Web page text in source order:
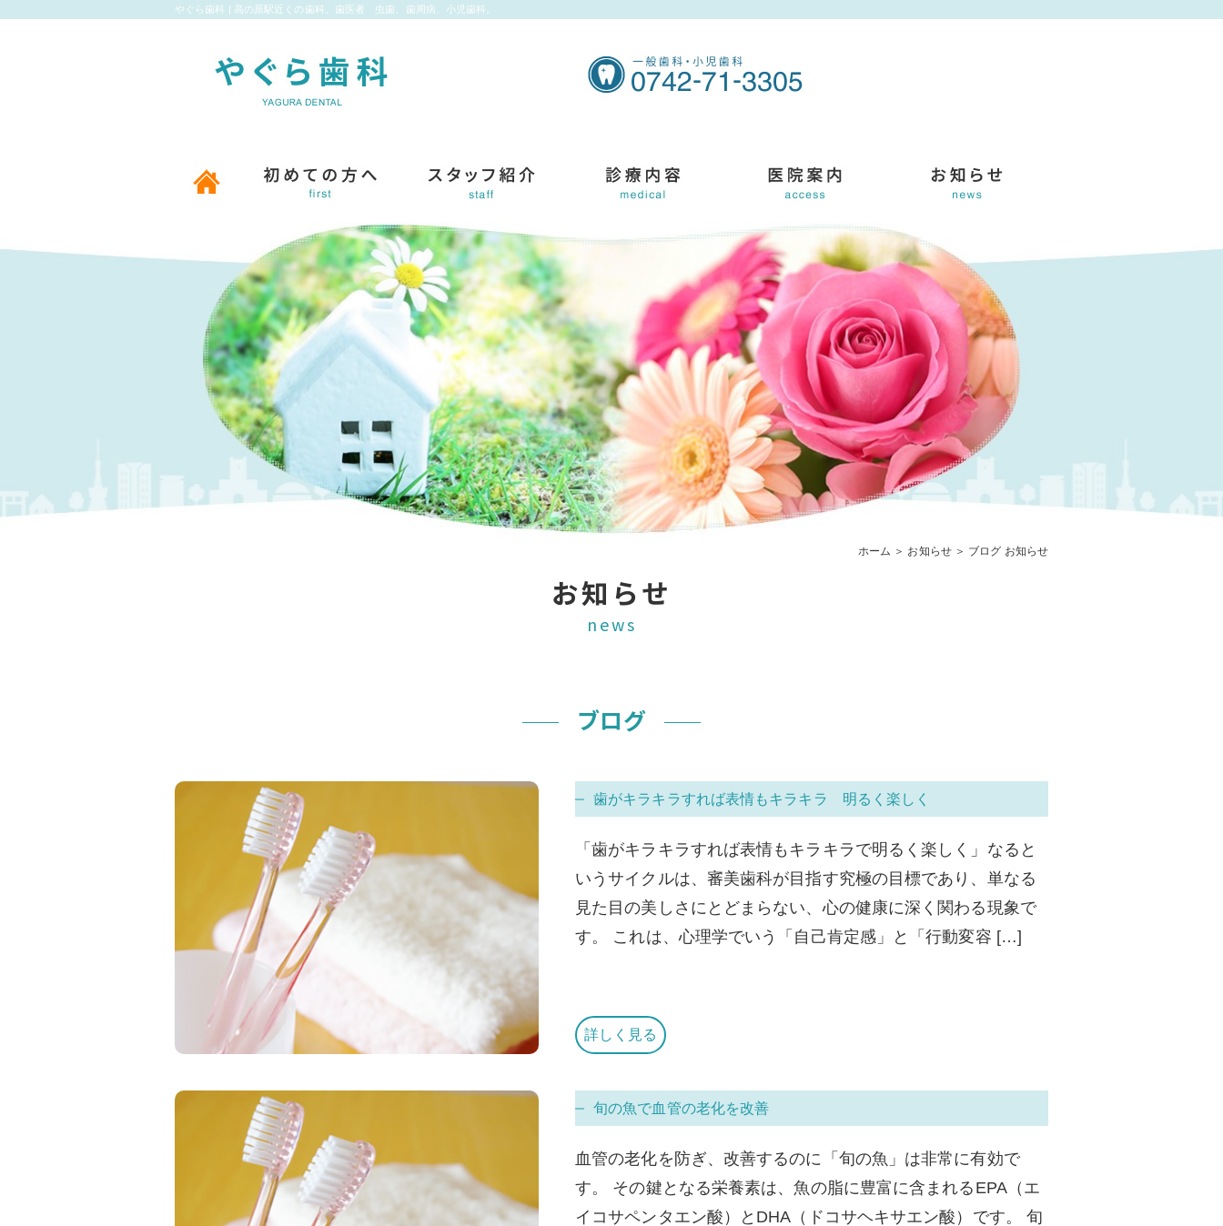
やぐら歯科 | 高の原駅近くの歯科。歯医者 虫歯、歯周病、小児歯科。
ホーム ＞ お知らせ ＞ ブログ お知らせ
お知らせ
news
ブログ
歯がキラキラすれば表情もキラキラ 明るく楽しく
「歯がキラキラすれば表情もキラキラで明るく楽しく」なると
いうサイクルは、審美歯科が目指す究極の目標であり、単なる
見た目の美しさにとどまらない、心の健康に深く関わる現象で
す。 これは、心理学でいう「自己肯定感」と「行動変容 […]
詳しく見る
旬の魚で血管の老化を改善
血管の老化を防ぎ、改善するのに「旬の魚」は非常に有効で
す。 その鍵となる栄養素は、魚の脂に豊富に含まれるEPA（エ
イコサペンタエン酸）とDHA（ドコサヘキサエン酸）です。 旬